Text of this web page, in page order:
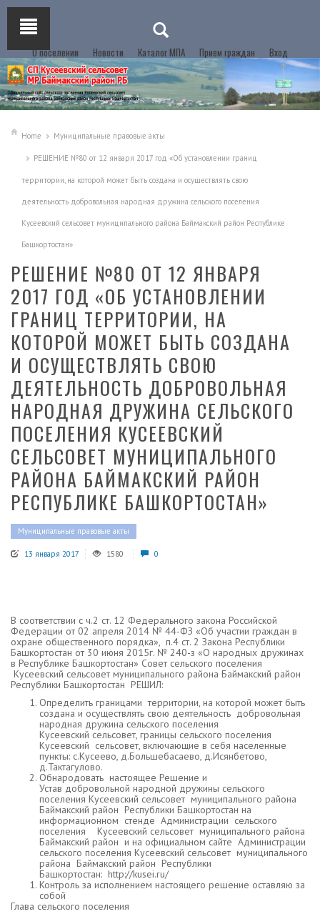
О поселении Новости Каталог МПА Прием граждан Вход
Home Муниципальные правовые акты
РЕШЕНИЕ №80 от 12 января 2017 год «Об установлении границ
территории, на которой может быть создана и осуществлять свою
деятельность добровольная народная дружина сельского поселения
Кусеевский сельсовет муниципального района Баймакский район Республике
Башкортостан»
РЕШЕНИЕ №80 ОТ 12 ЯНВАРЯ
2017 ГОД «ОБ УСТАНОВЛЕНИИ
ГРАНИЦ ТЕРРИТОРИИ, НА
КОТОРОЙ МОЖЕТ БЫТЬ СОЗДАНА
И ОСУЩЕСТВЛЯТЬ СВОЮ
ДЕЯТЕЛЬНОСТЬ ДОБРОВОЛЬНАЯ
НАРОДНАЯ ДРУЖИНА СЕЛЬСКОГО
ПОСЕЛЕНИЯ КУСЕЕВСКИЙ
СЕЛЬСОВЕТ МУНИЦИПАЛЬНОГО
РАЙОНА БАЙМАКСКИЙ РАЙОН
РЕСПУБЛИКЕ БАШКОРТОСТАН»
Муниципальные правовые акты
13 января 2017 1580 0
В соответствии с ч.2 ст. 12 Федерального закона Российской
Федерации от 02 апреля 2014 № 44-ФЗ «Об участии граждан в
охране общественного порядка», п.4 ст. 2 Закона Республики
Башкортостан от 30 июня 2015г. № 240-з «О народных дружинах
в Республике Башкортостан» Совет сельского поселения
Кусеевский сельсовет муниципального района Баймакский район
Республики Башкортостан РЕШИЛ:
Определить границами территории, на которой может быть
создана и осуществлять свою деятельность добровольная
народная дружина сельского поселения
Кусеевский сельсовет, границы сельского поселения
Кусеевский сельсовет, включающие в себя населенные
пункты: с.Кусеево, д.Большебасаево, д.Исянбетово,
д.Тактагулово.
Обнародовать настоящее Решение и
Устав добровольной народной дружины сельского
поселения Кусеевский сельсовет муниципального района
Баймакский район Республики Башкортостан на
информационном стенде Администрации сельского
поселения Кусеевский сельсовет муниципального района
Баймакский район и на официальном сайте Администрации
сельского поселения Кусеевский сельсовет муниципального
района Баймакский район Республики
Башкортостан: http://kusei.ru/
Контроль за исполнением настоящего решение оставляю за
собой
Глава сельского поселения